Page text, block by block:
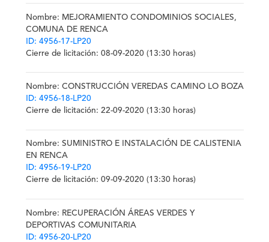
Nombre: MEJORAMIENTO CONDOMINIOS SOCIALES,
COMUNA DE RENCA
ID: 4956-17-LP20
Cierre de licitación: 08-09-2020 (13:30 horas)
Nombre: CONSTRUCCIÓN VEREDAS CAMINO LO BOZA
ID: 4956-18-LP20
Cierre de licitación: 22-09-2020 (13:30 horas)
Nombre: SUMINISTRO E INSTALACIÓN DE CALISTENIA
EN RENCA
ID: 4956-19-LP20
Cierre de licitación: 09-09-2020 (13:30 horas)
Nombre: RECUPERACIÓN ÁREAS VERDES Y
DEPORTIVAS COMUNITARIA
ID: 4956-20-LP20